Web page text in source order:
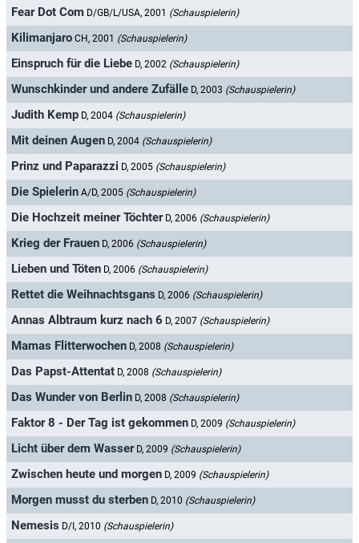
Fear Dot Com D/GB/L/USA, 2001 (Schauspielerin)
Kilimanjaro CH, 2001 (Schauspielerin)
Einspruch für die Liebe D, 2002 (Schauspielerin)
Wunschkinder und andere Zufälle D, 2003 (Schauspielerin)
Judith Kemp D, 2004 (Schauspielerin)
Mit deinen Augen D, 2004 (Schauspielerin)
Prinz und Paparazzi D, 2005 (Schauspielerin)
Die Spielerin A/D, 2005 (Schauspielerin)
Die Hochzeit meiner Töchter D, 2006 (Schauspielerin)
Krieg der Frauen D, 2006 (Schauspielerin)
Lieben und Töten D, 2006 (Schauspielerin)
Rettet die Weihnachtsgans D, 2006 (Schauspielerin)
Annas Albtraum kurz nach 6 D, 2007 (Schauspielerin)
Mamas Flitterwochen D, 2008 (Schauspielerin)
Das Papst-Attentat D, 2008 (Schauspielerin)
Das Wunder von Berlin D, 2008 (Schauspielerin)
Faktor 8 - Der Tag ist gekommen D, 2009 (Schauspielerin)
Licht über dem Wasser D, 2009 (Schauspielerin)
Zwischen heute und morgen D, 2009 (Schauspielerin)
Morgen musst du sterben D, 2010 (Schauspielerin)
Nemesis D/I, 2010 (Schauspielerin)